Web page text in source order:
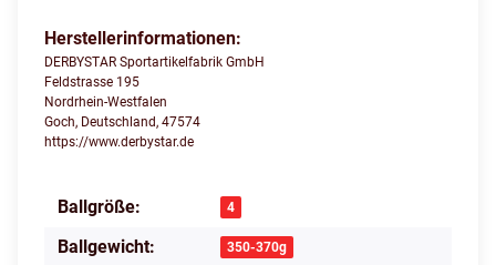
Herstellerinformationen:
DERBYSTAR Sportartikelfabrik GmbH
Feldstrasse 195
Nordrhein-Westfalen
Goch, Deutschland, 47574
https://www.derbystar.de
Produkteigenschaft
Wert
Ballgröße: 4
Ballgewicht: 350-370g